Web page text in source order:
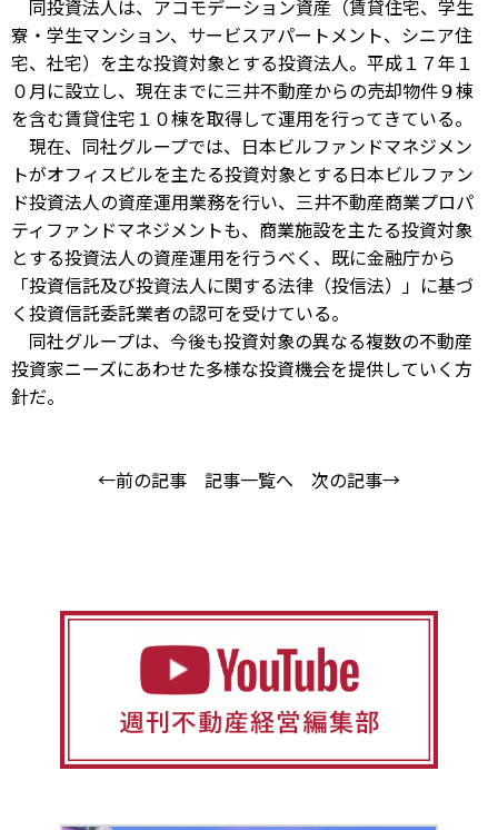
同投資法人は、アコモデーション資産（賃貸住宅、学生
寮・学生マンション、サービスアパートメント、シニア住
宅、社宅）を主な投資対象とする投資法人。平成１７年１
０月に設立し、現在までに三井不動産からの売却物件９棟
を含む賃貸住宅１０棟を取得して運用を行ってきている。
現在、同社グループでは、日本ビルファンドマネジメン
トがオフィスビルを主たる投資対象とする日本ビルファン
ド投資法人の資産運用業務を行い、三井不動産商業プロパ
ティファンドマネジメントも、商業施設を主たる投資対象
とする投資法人の資産運用を行うべく、既に金融庁から
「投資信託及び投資法人に関する法律（投信法）」に基づ
く投資信託委託業者の認可を受けている。
同社グループは、今後も投資対象の異なる複数の不動産
投資家ニーズにあわせた多様な投資機会を提供していく方
針だ。
←前の記事 記事一覧へ 次の記事→